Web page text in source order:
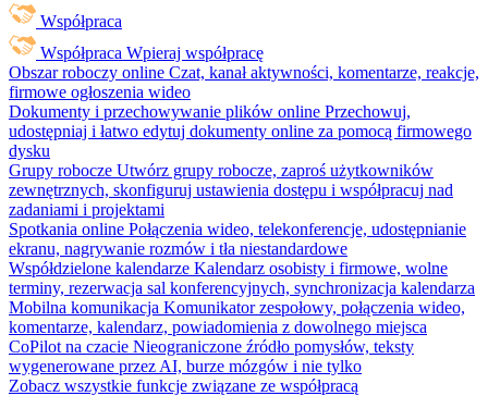
Współpraca
Współpraca Wpieraj współpracę
Obszar roboczy online Czat, kanał aktywności, komentarze, reakcje,
firmowe ogłoszenia wideo
Dokumenty i przechowywanie plików online Przechowuj,
udostępniaj i łatwo edytuj dokumenty online za pomocą firmowego
dysku
Grupy robocze Utwórz grupy robocze, zaproś użytkowników
zewnętrznych, skonfiguruj ustawienia dostępu i współpracuj nad
zadaniami i projektami
Spotkania online Połączenia wideo, telekonferencje, udostępnianie
ekranu, nagrywanie rozmów i tła niestandardowe
Współdzielone kalendarze Kalendarz osobisty i firmowe, wolne
terminy, rezerwacja sal konferencyjnych, synchronizacja kalendarza
Mobilna komunikacja Komunikator zespołowy, połączenia wideo,
komentarze, kalendarz, powiadomienia z dowolnego miejsca
CoPilot na czacie Nieograniczone źródło pomysłów, teksty
wygenerowane przez AI, burze mózgów i nie tylko
Zobacz wszystkie funkcje związane ze współpracą